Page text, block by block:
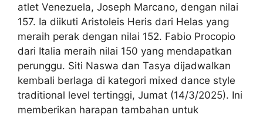
atlet Venezuela, Joseph Marcano, dengan nilai
157. Ia diikuti Aristoleis Heris dari Helas yang
meraih perak dengan nilai 152. Fabio Procopio
dari Italia meraih nilai 150 yang mendapatkan
perunggu. Siti Naswa dan Tasya dijadwalkan
kembali berlaga di kategori mixed dance style
traditional level tertinggi, Jumat (14/3/2025). Ini
memberikan harapan tambahan untuk